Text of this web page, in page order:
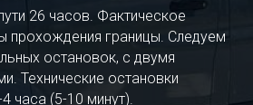
26 часов. Фактическое
прохождения границы. Следуем
остановок, с двумя
Технические остановки
часа (5-10 минут).